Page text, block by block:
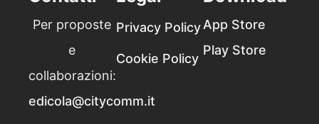
Per proposte
e
collaborazioni:
edicola@citycomm.it
Privacy Policy
Cookie Policy
App Store
Play Store